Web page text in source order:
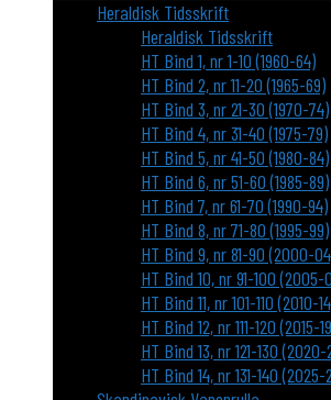
Heraldisk Tidsskrift
Heraldisk Tidsskrift
HT Bind 1, nr 1-10 (1960-64)
HT Bind 2, nr 11-20 (1965-69)
HT Bind 3, nr 21-30 (1970-74)
HT Bind 4, nr 31-40 (1975-79)
HT Bind 5, nr 41-50 (1980-84)
HT Bind 6, nr 51-60 (1985-89)
HT Bind 7, nr 61-70 (1990-94)
HT Bind 8, nr 71-80 (1995-99)
HT Bind 9, nr 81-90 (2000-
HT Bind 10, nr 91-100 (2005-
HT Bind 11, nr 101-110 (2010-
HT Bind 12, nr 111-120 (2015-
HT Bind 13, nr 121-130 (2020-
HT Bind 14, nr 131-140 (2025-